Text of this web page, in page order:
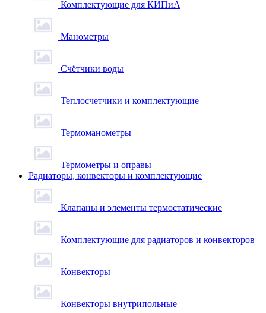
Комплектующие для КИПиА
Манометры
Счётчики воды
Теплосчетчики и комплектующие
Термоманометры
Термометры и оправы
Радиаторы, конвекторы и комплектующие
Клапаны и элементы термостатические
Комплектующие для радиаторов и конвекторов
Конвекторы
Конвекторы внутрипольные